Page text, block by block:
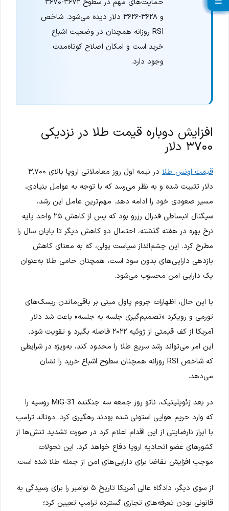
و ۳۶۲۸-۳۶۲۶ دلار دیده می‌شود. شاخص
RSI روزانه همچنان در وضعیت اشباع
خرید است و امکان اصلاح کوتاه‌مدت
وجود دارد.
افزایش دوباره قیمت طلا در نزدیکی
۳۷۰۰ دلار
قیمت اونس طلا
در نیمه اول روز معاملاتی اروپا بالای ۳,۷۰۰
دلار تثبیت شده و به نظر می‌رسد که با توجه به عوامل بنیادی،
مسیر صعودی خود را ادامه دهد. مهم‌ترین عامل این رشد،
سیگنال انبساطی فدرال رزرو بود که پس از کاهش ۲۵ واحد پایه
نرخ بهره در هفته گذشته، احتمال دو کاهش دیگر تا پایان سال را
مطرح کرد. این چشم‌انداز سیاست پولی، که به معنای کاهش
بازدهی دارایی‌های بدون سود است، همچنان حامی طلا به‌عنوان
یک دارایی امن محسوب می‌شود.
با این حال، اظهارات جروم پاول مبنی بر باقی‌ماندن ریسک‌های
تورمی و رویکرد «تصمیم‌گیری جلسه به جلسه» باعث شد دلار
آمریکا از کف قیمتی از ژوئیه ۲۰۲۲ فاصله بگیرد و تقویت شود.
این امر می‌تواند رشد سریع طلا را محدود کند، به‌ویژه در شرایطی
که شاخص RSI روزانه همچنان سطوح اشباع خرید را نشان
می‌دهد.
در بعد ژئوپلیتیک، ناتو روز جمعه سه جنگنده MiG-31 روسیه را
که وارد حریم هوایی استونی شده بودند رهگیری کرد. دونالد ترامپ
با ابراز نارضایتی از این اقدام اعلام کرد در صورت تشدید تنش‌ها از
کشورهای عضو اتحادیه اروپا دفاع خواهد کرد. این تحولات
موجب افزایش تقاضا برای دارایی‌های امن از جمله طلا شده است.
از سوی دیگر، دادگاه عالی آمریکا تاریخ ۵ نوامبر را برای رسیدگی به
قانونی بودن تعرفه‌های تجاری گسترده ترامپ تعیین کرد؛